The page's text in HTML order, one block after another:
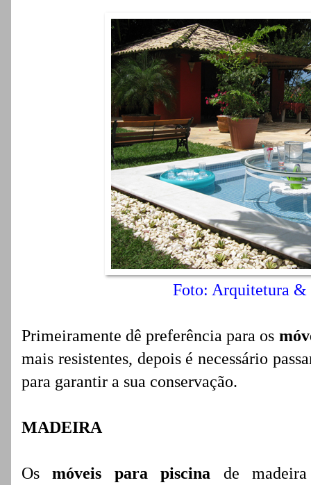
Foto: Arquitetura &
Primeiramente dê preferência para os
mais resistentes, depois é necessário
para garantir a sua conservação.
MADEIRA
Osmóveis para piscina de